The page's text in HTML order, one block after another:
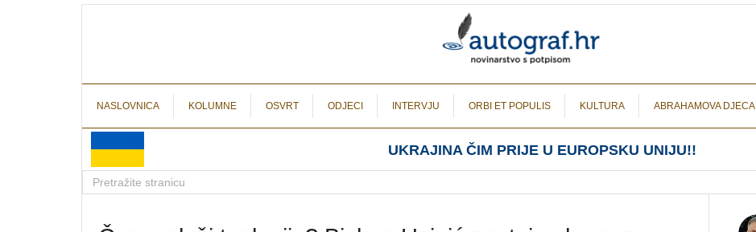
NASLOVNICA KOLUMNE OSVRT ODJECI INTERVJU ORBI ET POPULIS KULTURA ABRAHAMOVA DJECA
UKRAJINA ČIM PRIJE U EUROPSKU UNIJU!!